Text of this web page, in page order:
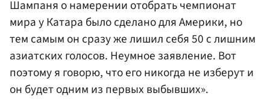
Шампаня о намерении отобрать чемпионат
мира у Катара было сделано для Америки, но
тем самым он сразу же лишил себя 50 с лишним
азиатских голосов. Неумное заявление. Вот
поэтому я говорю, что его никогда не изберут и
он будет одним из первых выбывших».